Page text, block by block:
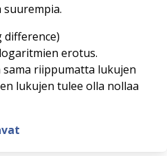
difference)
erotus.
riippumatta lukujen
lukujen tulee olla nollaa